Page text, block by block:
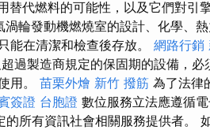
替代燃料的可能性，以及它們對引
渦輪發動機燃燒室的設計、化學、
能在清潔和檢查後存放。 網路行銷
過製造商規定的保固期的設備，必
用。 苗栗外燴 新竹 撥筋 為了法律
簽證 台胞證 數位服務立法應遵循
所有資訊社會相關服務提供者。